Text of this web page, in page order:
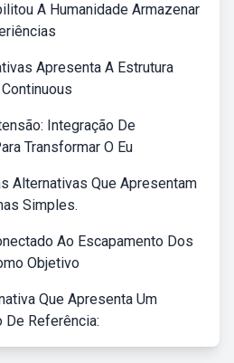
A Humanidade Armazenar
Apresenta A Estrutura
Integração De
Transformar O Eu
Alternativas Que Apresentam
Simples.
Ao Escapamento Dos
Objetivo
Que Apresenta Um
De Referência: